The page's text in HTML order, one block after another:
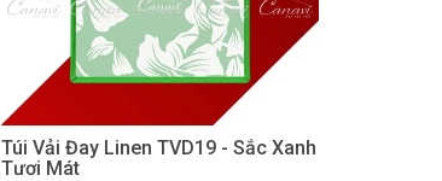
Túi Vải Đay Linen TVD19 - Sắc Xanh
Tươi Mát